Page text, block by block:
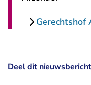
Gerechtshof
Deel dit